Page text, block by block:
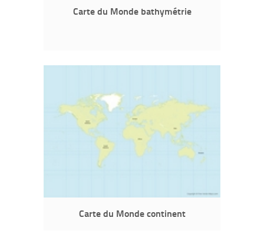
Carte du Monde bathymétrie
Carte du Monde continent